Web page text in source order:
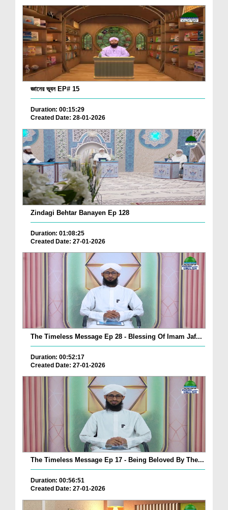
জ্ঞানের ভূবন EP# 15
Duration: 00:15:29
Created Date: 28-01-2026
Zindagi Behtar Banayen Ep 128
Duration: 01:08:25
Created Date: 27-01-2026
The Timeless Message Ep 28 - Blessing Of Imam Jaf...
Duration: 00:52:17
Created Date: 27-01-2026
The Timeless Message Ep 17 - Being Beloved By The...
Duration: 00:56:51
Created Date: 27-01-2026